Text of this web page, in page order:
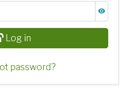
Log in
password?